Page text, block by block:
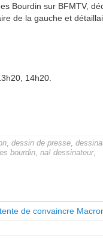
Bourdin sur BFMTV,
de la gauche et
14h20.
dessin de presse
bourdin na! dessinateur,
de convaincre